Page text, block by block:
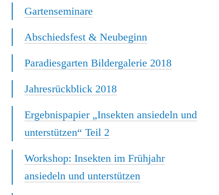
Gartenseminare
Abschiedsfest & Neubeginn
Paradiesgarten Bildergalerie 2018
Jahresrückblick 2018
Ergebnispapier „Insekten ansiedeln und
unterstützen“ Teil 2
Workshop: Insekten im Frühjahr
ansiedeln und unterstützen